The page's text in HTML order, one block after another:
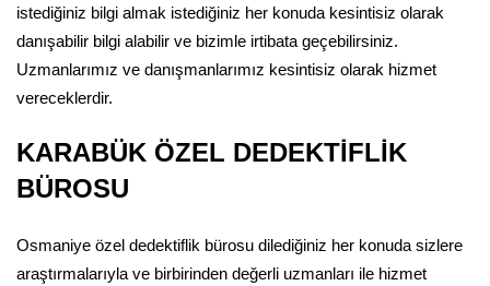
istediğiniz bilgi almak istediğiniz her konuda kesintisiz olarak
danışabilir bilgi alabilir ve bizimle irtibata geçebilirsiniz.
Uzmanlarımız ve danışmanlarımız kesintisiz olarak hizmet
vereceklerdir.
KARABÜK ÖZEL DEDEKTİFLİK
BÜROSU
Osmaniye özel dedektiflik bürosu dilediğiniz her konuda sizlere
araştırmalarıyla ve birbirinden değerli uzmanları ile hizmet